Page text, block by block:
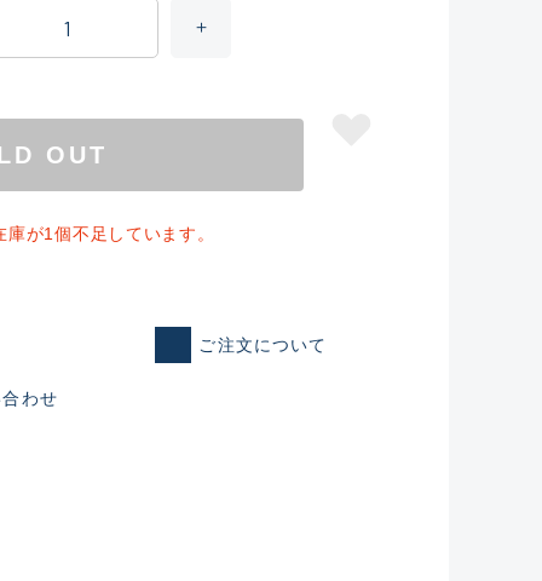
れた未使用
OUT
が1個不足しています。
ご注文について
わせ